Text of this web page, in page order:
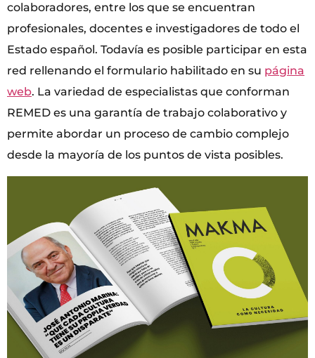
colaboradores, entre los que se encuentran
profesionales, docentes e investigadores de todo el
Estado español. Todavía es posible participar en esta
red rellenando el formulario habilitado en su página
web. La variedad de especialistas que conforman
REMED es una garantía de trabajo colaborativo y
permite abordar un proceso de cambio complejo
desde la mayoría de los puntos de vista posibles.